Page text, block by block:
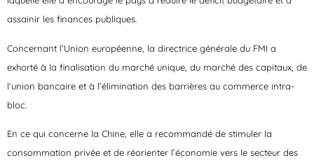
assainir les finances publiques.
Concernant l’Union européenne, la directrice générale du FMI a
exhorté à la finalisation du marché unique, du marché des capitaux, de
l’union bancaire et à l’élimination des barrières au commerce intra-
bloc.
En ce qui concerne la Chine, elle a recommandé de stimuler la
consommation privée et de réorienter l’économie vers le secteur des